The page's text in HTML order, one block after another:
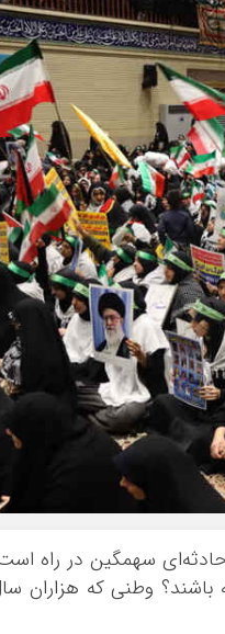
*استان ها
آذربایجان شرقی
آذربایجان
اردبیل
اصفهان
بوشهر
تهران
چهار محال و
سهمگین در راه
وطنی که هزاران